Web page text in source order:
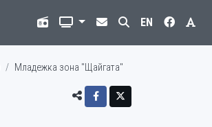
EN
Младежка зона "Щайгата"